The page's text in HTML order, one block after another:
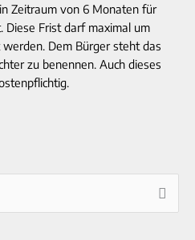
Zeitraum von 6 Monaten für
Diese Frist darf maximal um
Dem Bürger steht das
zu benennen. Auch dieses